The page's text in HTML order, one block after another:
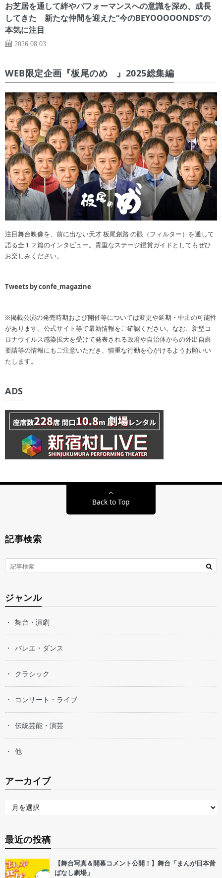
お芝居を通して絆やパフォーマンスへの意識を深め、成長
してきた 新たな仲間を迎えた“今のBEYOOOOONDS”の
本気に注目
2026.08.03
WEB限定企画『板尾のめ゙』2025総集編
注目舞台映像を、前に出ない天才 板尾創路 の眼（フィルター）を通して
語る全１２篇のインタビュー。貴重なステージ鑑賞ガイドとしてもぜひ
お楽しみください。
Tweets by confe_magazine
※掲載公演の発売時期および開催等については変更や延期・中止の可能性
があります。公式サイト等で最新情報をご確認ください。なお、新型コ
ロナウイルス感染拡大を受けて発表される政府や自治体からの外出自粛
要請等の情報にもご注意いただき、慎重な行動を心がけるようお願いい
たします。
ADS
Back to Top
記事検索
ジャンル
舞台・演劇
バレエ・ダンス
クラシック
コンサート・ライブ
伝統芸能・演芸
他
アーカイブ
最近の投稿
【舞台写真＆開幕コメント公開！】舞台「まんが日本昔
ばなし劇場」